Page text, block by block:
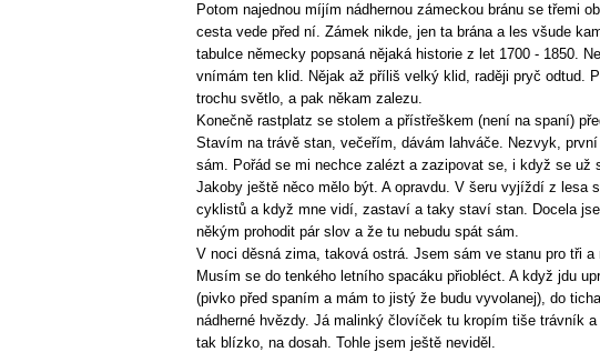
Potom najednou míjím nádhernou zámeckou bránu se třemi
cesta vede před ní. Zámek nikde, jen ta brána a les všude
tabulce německy popsaná nějaká historie z let 1700 - 1850.
vnímám ten klid. Nějak až příliš velký klid, raději pryč odtud.
trochu světlo, a pak někam zalezu.
Konečně rastplatz se stolem a přístřeškem (není na spaní)
Stavím na trávě stan, večeřím, dávám lahváče. Nezvyk,
sám. Pořád se mi nechce zalézt a zazipovat se, i když se už
Jakoby ještě něco mělo být. A opravdu. V šeru vyjíždí z lesa
cyklistů a když mne vidí, zastaví a taky staví stan. Docela
někým prohodit pár slov a že tu nebudu spát sám.
V noci děsná zima, taková ostrá. Jsem sám ve stanu pro tři a
Musím se do tenkého letního spacáku přiobléct. A když jdu
(pivko před spaním a mám to jistý že budu vyvolanej), do
nádherné hvězdy. Já malinký človíček tu kropím tiše trávník
tak blízko, na dosah. Tohle jsem ještě neviděl.